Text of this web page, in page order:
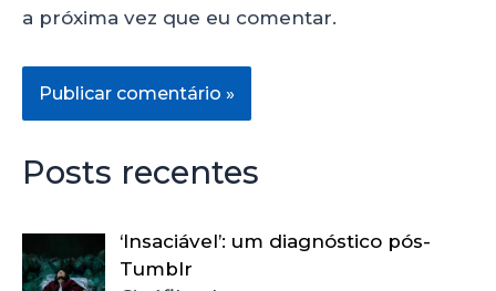
a próxima vez que eu comentar.
Posts recentes
‘Insaciável’: um diagnóstico pós-
Tumblr